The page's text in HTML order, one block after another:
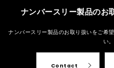
ナンバースリー製品のお
ナンバースリー製品のお取り扱いをご希望
い。
Contact